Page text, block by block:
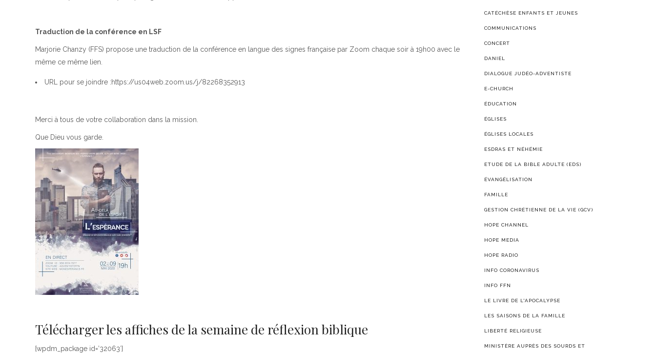
Traduction de la conférence en LSF
Marjorie Chanzy (FFS) propose une traduction de la conférence en langue des signes française par Zoom chaque soir à 19h00 avec le
même ce même lien.
URL pour se joindre :https://us04web.zoom.us/j/82268352913
Merci à tous de votre collaboration dans la mission.
Que Dieu vous garde.
Télécharger les affiches de la semaine de réflexion biblique
[wpdm_package id=’32063′]
CATÉCHÈSE ENFANTS ET JEUNES
COMMUNICATIONS
CONCERT
DANIEL
DIALOGUE JUDÉO-ADVENTISTE
E-CHURCH
ÉDUCATION
ÉGLISES
ÉGLISES LOCALES
ESDRAS ET NÉHÉMIE
ETUDE DE LA BIBLE ADULTE (EDS)
ÉVANGÉLISATION
FAMILLE
GESTION CHRÉTIENNE DE LA VIE (GCV)
HOPE CHANNEL
HOPE MEDIA
HOPE RADIO
INFO CORONAVIRUS
INFO FFN
LE LIVRE DE L'APOCALYPSE
LES SAISONS DE LA FAMILLE
LIBERTÉ RELIGIEUSE
MINISTÈRE AUPRÈS DES SOURDS ET